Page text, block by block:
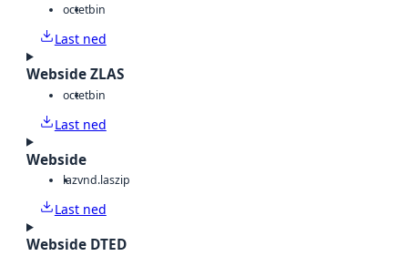
octetbin
Last ned
Webside ZLAS
octetbin
Last ned
Webside
lazvnd.laszip
Last ned
Webside DTED